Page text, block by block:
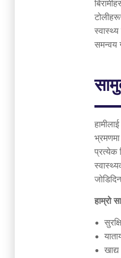
समन्वय
प्रत्येक
हाम्रो